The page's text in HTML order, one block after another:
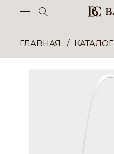
ГЛАВНАЯ КАТАЛОГ